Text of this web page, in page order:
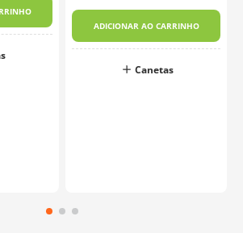
ADICIONAR AO CARRINHO
Canetas